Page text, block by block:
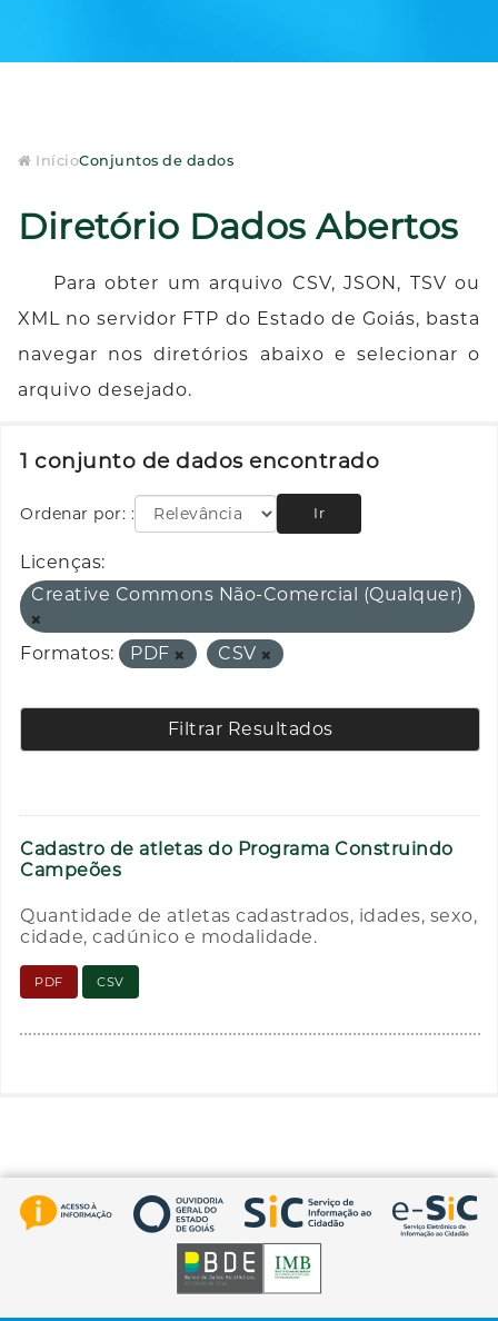
InícioConjuntos de dados
Diretório Dados Abertos
Para obter um arquivo CSV, JSON, TSV ou
XML no servidor FTP do Estado de Goiás, basta
navegar nos diretórios abaixo e selecionar o
arquivo desejado.
1 conjunto de dados encontrado
Ordenar por: Ir
Licenças:
Creative Commons Não-Comercial (Qualquer)
Formatos: PDF CSV
Filtrar Resultados
Cadastro de atletas do Programa Construindo
Campeões
Quantidade de atletas cadastrados, idades, sexo,
cidade, cadúnico e modalidade.
PDF CSV